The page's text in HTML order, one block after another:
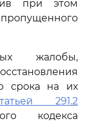
при этом
жалобы,
срока на их
291.2
кодекса